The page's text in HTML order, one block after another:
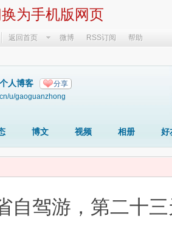
为手机版网页
返回首页 微博 RSS订阅 帮助
人博客 分享
u/gaoguanzhong
博文 视频 相册 好
自驾游，第二十